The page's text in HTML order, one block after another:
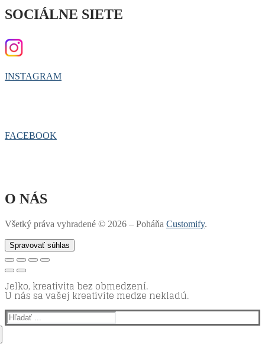
SOCIÁLNE SIETE
INSTAGRAM
FACEBOOK
O NÁS
Všetký práva vyhradené © 2026 – Poháňa Customify.
Spravovať súhlas
Jelko, kreativita bez obmedzení.
U nás sa vašej kreativite medze nekladú.
Hľadať: